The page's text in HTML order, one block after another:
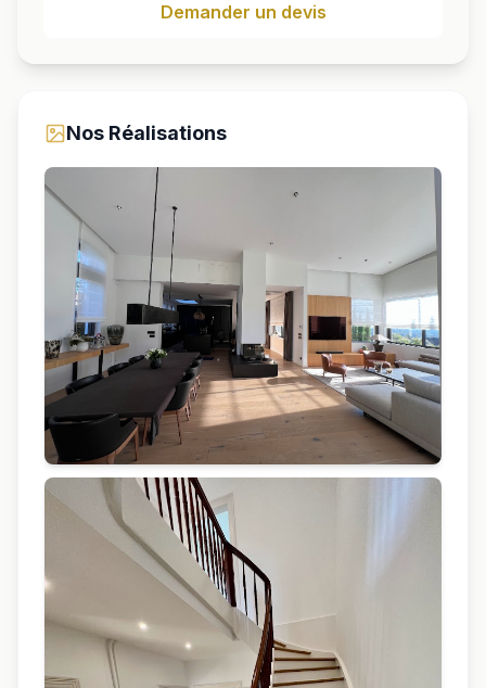
Demander un devis
Nos Réalisations